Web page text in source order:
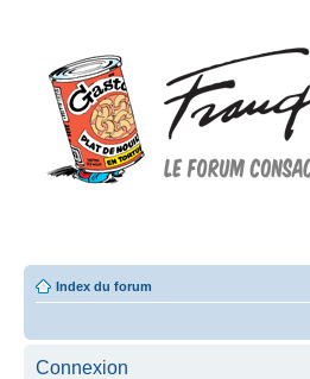
Index du forum
Connexion